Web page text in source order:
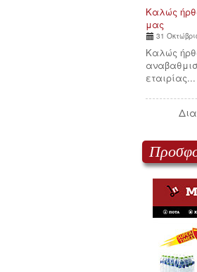
Καλώς
μας
31
Καλώς
εταιρίας...